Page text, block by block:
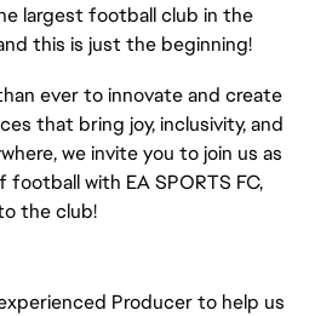
largest football club in the
this is just the beginning!
ever to innovate and create
that bring joy, inclusivity, and
we invite you to join us as
with EA SPORTS FC,
the club!
Producer to help us